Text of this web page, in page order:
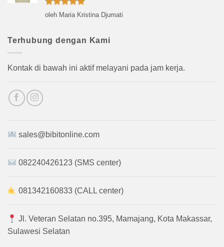
Dinilai5
oleh Maria Kristina Djumati
Terhubung dengan Kami
Kontak di bawah ini aktif melayani pada jam kerja.
sales@bibitonline.com
082240426123 (SMS center)
081342160833 (CALL center)
Jl. Veteran Selatan no.395, Mamajang, Kota Makassar,
Sulawesi Selatan